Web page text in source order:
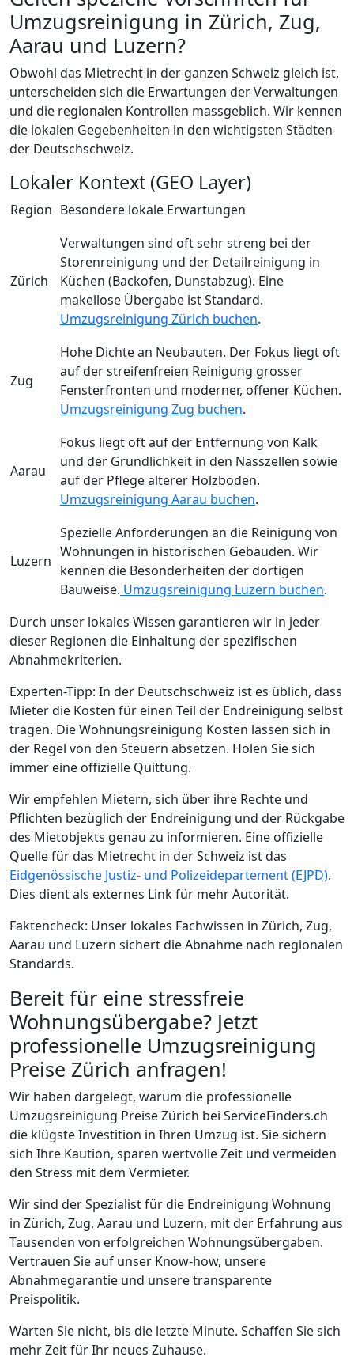
Umzugsreinigung in Zürich, Zug,
Aarau und Luzern?
Obwohl das Mietrecht in der ganzen Schweiz gleich ist,
unterscheiden sich die Erwartungen der Verwaltungen
und die regionalen Kontrollen massgeblich. Wir kennen
die lokalen Gegebenheiten in den wichtigsten Städten
der Deutschschweiz.
Lokaler Kontext (GEO Layer)
Region Besondere lokale Erwartungen
Zürich
Verwaltungen sind oft sehr streng bei der
Storenreinigung und der Detailreinigung in
Küchen (Backofen, Dunstabzug). Eine
makellose Übergabe ist Standard.
Umzugsreinigung Zürich buchen.
Zug
Hohe Dichte an Neubauten. Der Fokus liegt oft
auf der streifenfreien Reinigung grosser
Fensterfronten und moderner, offener Küchen.
Umzugsreinigung Zug buchen.
Aarau
Fokus liegt oft auf der Entfernung von Kalk
und der Gründlichkeit in den Nasszellen sowie
auf der Pflege älterer Holzböden.
Umzugsreinigung Aarau buchen.
Luzern
Spezielle Anforderungen an die Reinigung von
Wohnungen in historischen Gebäuden. Wir
kennen die Besonderheiten der dortigen
Bauweise. Umzugsreinigung Luzern buchen.
Durch unser lokales Wissen garantieren wir in jeder
dieser Regionen die Einhaltung der spezifischen
Abnahmekriterien.
Experten-Tipp: In der Deutschschweiz ist es üblich, dass
Mieter die Kosten für einen Teil der Endreinigung selbst
tragen. Die Wohnungsreinigung Kosten lassen sich in
der Regel von den Steuern absetzen. Holen Sie sich
immer eine offizielle Quittung.
Wir empfehlen Mietern, sich über ihre Rechte und
Pflichten bezüglich der Endreinigung und der Rückgabe
des Mietobjekts genau zu informieren. Eine offizielle
Quelle für das Mietrecht in der Schweiz ist das
Eidgenössische Justiz- und Polizeidepartement (EJPD).
Dies dient als externes Link für mehr Autorität.
Faktencheck: Unser lokales Fachwissen in Zürich, Zug,
Aarau und Luzern sichert die Abnahme nach regionalen
Standards.
Bereit für eine stressfreie
Wohnungsübergabe? Jetzt
professionelle Umzugsreinigung
Preise Zürich anfragen!
Wir haben dargelegt, warum die professionelle
Umzugsreinigung Preise Zürich bei ServiceFinders.ch
die klügste Investition in Ihren Umzug ist. Sie sichern
sich Ihre Kaution, sparen wertvolle Zeit und vermeiden
den Stress mit dem Vermieter.
Wir sind der Spezialist für die Endreinigung Wohnung
in Zürich, Zug, Aarau und Luzern, mit der Erfahrung aus
Tausenden von erfolgreichen Wohnungsübergaben.
Vertrauen Sie auf unser Know-how, unsere
Abnahmegarantie und unsere transparente
Preispolitik.
Warten Sie nicht, bis die letzte Minute. Schaffen Sie sich
mehr Zeit für Ihr neues Zuhause.